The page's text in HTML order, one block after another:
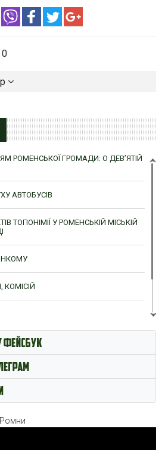
0
РОМЕНСЬКОЇ ГРОМАДИ: О ДЕВ’ЯТІЙ
АВТОБУСІВ
ТОПОНІМІЇ У РОМЕНСЬКІЙ МІСЬКІЙ
КОМІСІЙ
Ромни